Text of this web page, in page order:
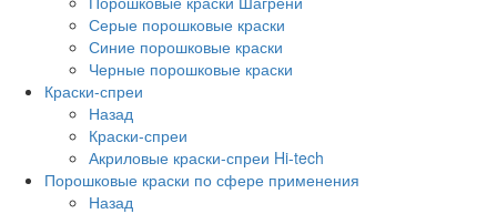
Серые порошковые краски
Синие порошковые краски
Черные порошковые краски
Краски-спреи
Назад
Краски-спреи
Акриловые краски-спреи Hi-tech
Порошковые краски по сфере применения
Назад